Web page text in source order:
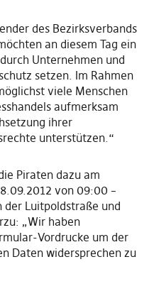
des Bezirksverbands
an diesem Tag ein
Unternehmen und
setzen. Im Rahmen
viele Menschen
aufmerksam
ihrer
unterstützen.“
Piraten dazu am
von 09:00 –
der Luitpoldstraße und
„Wir haben
Vordrucke um der
Daten widersprechen zu